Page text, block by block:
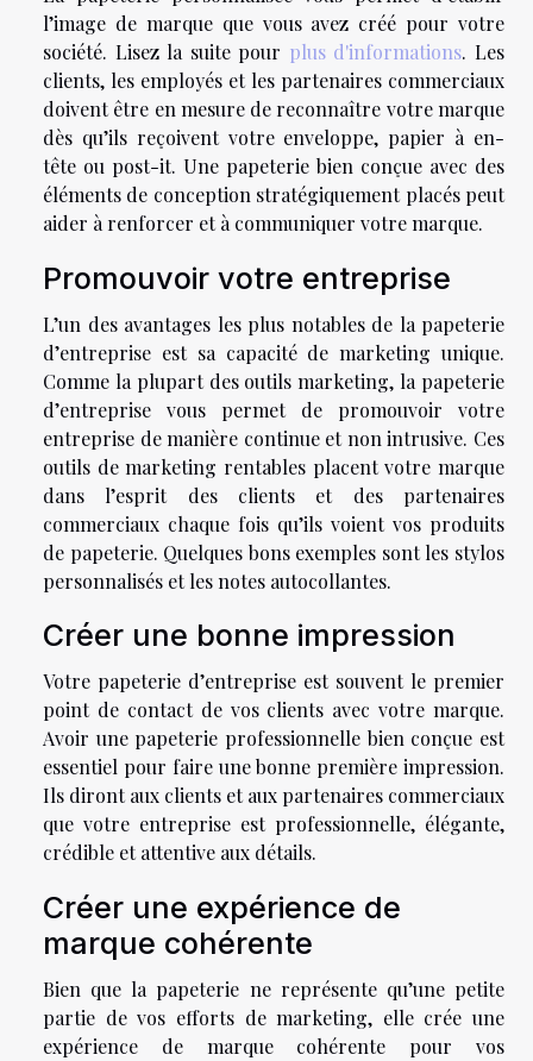
l’image de marque que vous avez créé pour votre
société. Lisez la suite pour plus d'informations. Les
clients, les employés et les partenaires commerciaux
doivent être en mesure de reconnaître votre marque
dès qu’ils reçoivent votre enveloppe, papier à en-
tête ou post-it. Une papeterie bien conçue avec des
éléments de conception stratégiquement placés peut
aider à renforcer et à communiquer votre marque.
Promouvoir votre entreprise
L’un des avantages les plus notables de la papeterie
d’entreprise est sa capacité de marketing unique.
Comme la plupart des outils marketing, la papeterie
d’entreprise vous permet de promouvoir votre
entreprise de manière continue et non intrusive. Ces
outils de marketing rentables placent votre marque
dans l’esprit des clients et des partenaires
commerciaux chaque fois qu’ils voient vos produits
de papeterie. Quelques bons exemples sont les stylos
personnalisés et les notes autocollantes.
Créer une bonne impression
Votre papeterie d’entreprise est souvent le premier
point de contact de vos clients avec votre marque.
Avoir une papeterie professionnelle bien conçue est
essentiel pour faire une bonne première impression.
Ils diront aux clients et aux partenaires commerciaux
que votre entreprise est professionnelle, élégante,
crédible et attentive aux détails.
Créer une expérience de
marque cohérente
Bien que la papeterie ne représente qu’une petite
partie de vos efforts de marketing, elle crée une
expérience de marque cohérente pour vos